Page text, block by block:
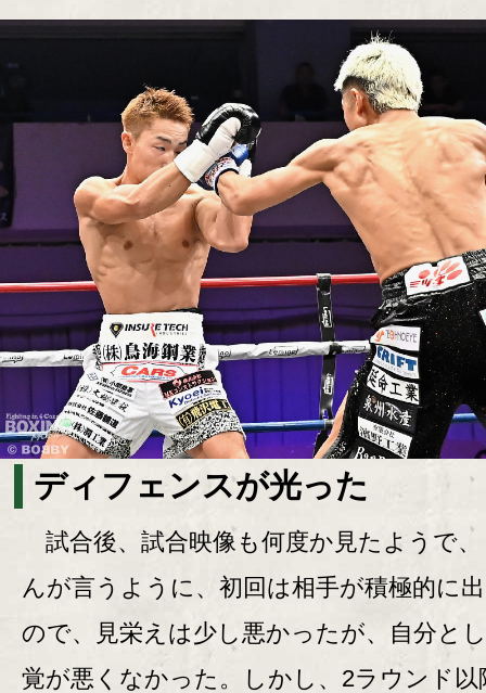
ディフェンスが光った
試合後、試合映像も何度か見たようで
んが言うように、初回は相手が積極的に
ので、見栄えは少し悪かったが、自分と
覚が悪くなかった。しかし、2ラウンド以